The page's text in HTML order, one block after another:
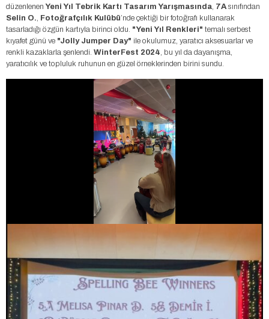
düzenlenen Yeni Yıl Tebrik Kartı Tasarım Yarışmasında, 7Asınıfından
Selin O., Fotoğrafçılık Kulübü’nde çektiği bir fotoğrafı kullanarak
tasarladığı özgün kartıyla birinci oldu. "Yeni Yıl Renkleri" temalı serbest
kıyafet günü ve "Jolly Jumper Day" ile okulumuz, yaratıcı aksesuarlar ve
renkli kazaklarla şenlendi. WinterFest 2024, bu yıl da dayanışma,
yaratıcılık ve topluluk ruhunun en güzel örneklerinden birini sundu.